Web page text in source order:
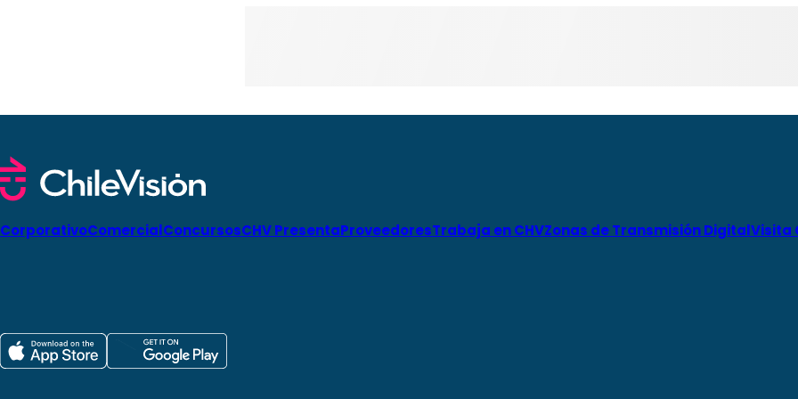
CorporativoComercialConcursosCHV PresentaProveedoresTrabaja en CHVZonas de Transmisión DigitalVisita